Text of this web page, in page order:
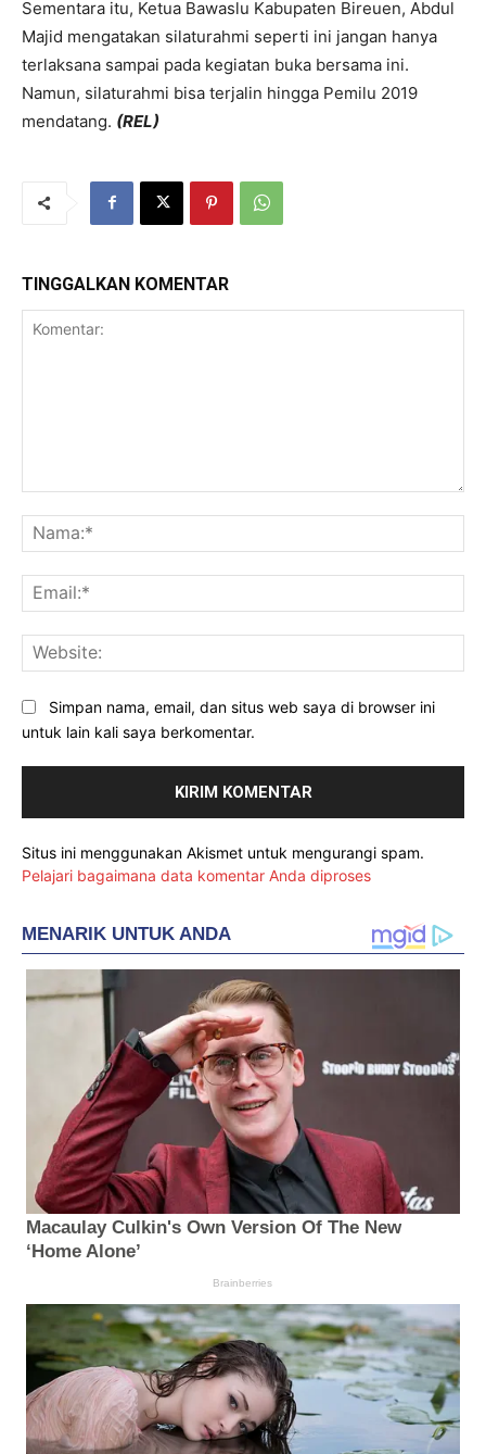
Sementara itu, Ketua Bawaslu Kabupaten Bireuen, Abdul
Majid mengatakan silaturahmi seperti ini jangan hanya
terlaksana sampai pada kegiatan buka bersama ini.
Namun, silaturahmi bisa terjalin hingga Pemilu 2019
mendatang. (REL)
TINGGALKAN KOMENTAR
Simpan nama, email, dan situs web saya di browser ini
untuk lain kali saya berkomentar.
Situs ini menggunakan Akismet untuk mengurangi spam.
Pelajari bagaimana data komentar Anda diproses